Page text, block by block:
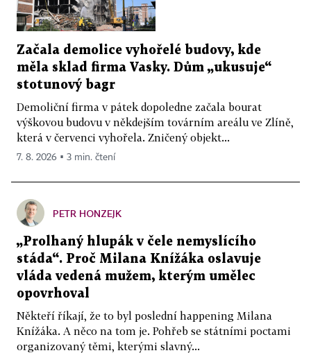
Začala demolice vyhořelé budovy, kde
měla sklad firma Vasky. Dům „ukusuje“
stotunový bagr
Demoliční firma v pátek dopoledne začala bourat
výškovou budovu v někdejším továrním areálu ve Zlíně,
která v červenci vyhořela. Zničený objekt...
7. 8. 2026 ▪ 3 min. čtení
PETR HONZEJK
„Prolhaný hlupák v čele nemyslícího
stáda“. Proč Milana Knížáka oslavuje
vláda vedená mužem, kterým umělec
opovrhoval
Někteří říkají, že to byl poslední happening Milana
Knížáka. A něco na tom je. Pohřeb se státními poctami
organizovaný těmi, kterými slavný...